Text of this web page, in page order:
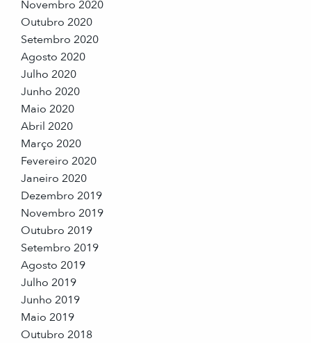
Novembro 2020
Outubro 2020
Setembro 2020
Agosto 2020
Julho 2020
Junho 2020
Maio 2020
Abril 2020
Março 2020
Fevereiro 2020
Janeiro 2020
Dezembro 2019
Novembro 2019
Outubro 2019
Setembro 2019
Agosto 2019
Julho 2019
Junho 2019
Maio 2019
Outubro 2018